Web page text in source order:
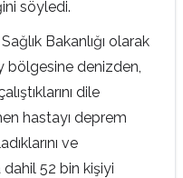
söyledi.
Bakanlığı olarak
bölgesine denizden,
dile
hastayı deprem
ve
dahil 52 bin kişiyi